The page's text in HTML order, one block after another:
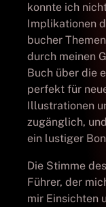
konnte ich
Implikationen
bucher
durch meinen
Buch über die
perfekt für
Illustrationen
zugänglich,
ein lustiger
Die Stimme
Führer, der
mir Einsichten